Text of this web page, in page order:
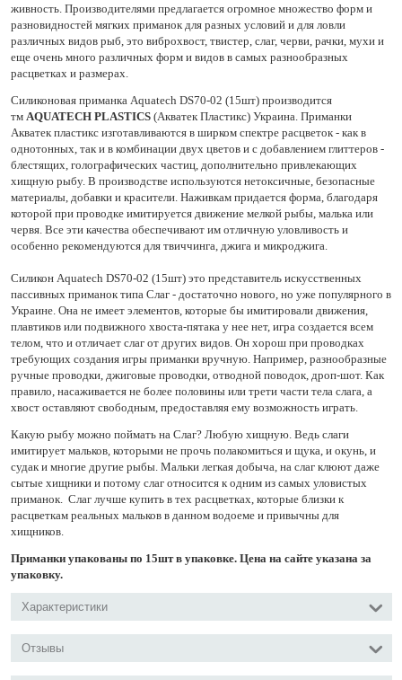
живность. Производителями предлагается огромное множество форм и
разновидностей мягких приманок для разных условий и для ловли
различных видов рыб, это виброхвост, твистер, слаг, черви, рачки, мухи и
еще очень много различных форм и видов в самых разнообразных
расцветках и размерах.
Силиконовая приманка Aquatech DS70-02 (15шт) производится
тм AQUATECH PLASTICS(Акватек Пластикс) Украина. Приманки
Акватек пластикс изготавливаются в ширком спектре расцветок - как в
однотонных, так и в комбинации двух цветов и с добавлением глиттеров -
блестящих, голографических частиц, дополнительно привлекающих
хищную рыбу. В производстве используются нетоксичные, безопасные
материалы, добавки и красители. Наживкам придается форма, благодаря
которой при проводке имитируется движение мелкой рыбы, малька или
червя. Все эти качества обеспечивают им отличную уловливость и
особенно рекомендуются для твиччинга, джига и микроджига.
Силикон Aquatech DS70-02 (15шт) это представитель искусственных
пассивных приманок типа Слаг - достаточно нового, но уже популярного в
Украине. Она не имеет элементов, которые бы имитировали движения,
плавтиков или подвижного хвоста-пятака у нее нет, игра создается всем
телом, что и отличает слаг от других видов. Он хорош при проводках
требующих создания игры приманки вручную. Например, разнообразные
ручные проводки, джиговые проводки, отводной поводок, дроп-шот. Как
правило, насаживается не более половины или трети части тела слага, а
хвост оставляют свободным, предоставляя ему возможность играть.
Какую рыбу можно поймать на Слаг? Любую хищную. Ведь слаги
имитирует мальков, которыми не прочь полакомиться и щука, и окунь, и
судак и многие другие рыбы. Мальки легкая добыча, на слаг клюют даже
сытые хищники и потому слаг относится к одним из самых уловистых
приманок. Слаг лучше купить в тех расцветках, которые близки к
расцветкам реальных мальков в данном водоеме и привычны для
хищников.
Приманки упакованы по 15шт в упаковке. Цена на сайте указана за
упаковку.
Характеристики
Отзывы